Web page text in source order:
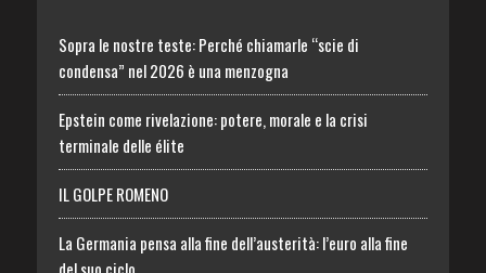
Sopra le nostre teste: Perché chiamarle “scie di
condensa” nel 2026 è una menzogna
Epstein come rivelazione: potere, morale e la crisi
terminale delle élite
IL GOLPE ROMENO
La Germania pensa alla fine dell’austerità: l’euro alla fine